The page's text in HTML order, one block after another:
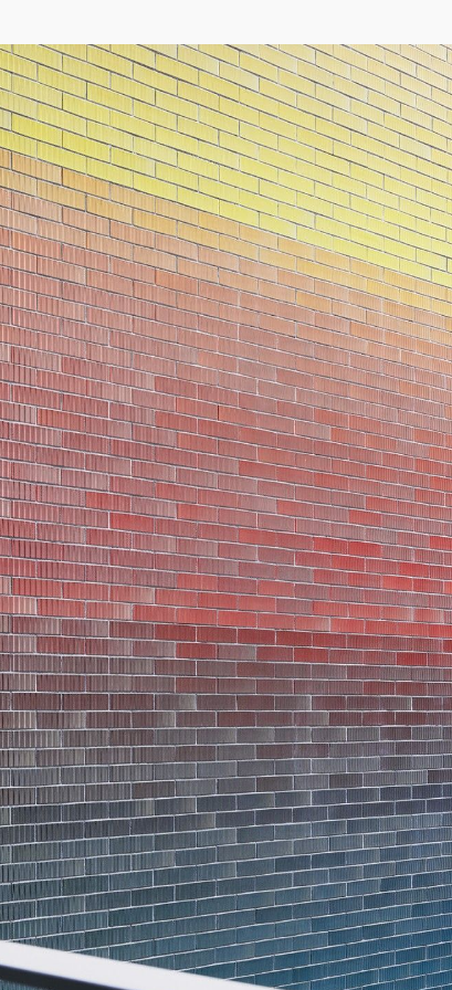
04/26
INAUGURATION ZANNIER HOTELS BENDOR
Après six ans de présence sur le projet de Renaissance de l'île de
Bendor dans le Var, don...[...]
11/25
CAMPUS SORBONNE PITIÉ-SALPÊTRIÈRE :
PROJET LAURÉAT
Notre projet est lauréat pour la rénovation de la faculté de